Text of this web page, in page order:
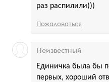
раз распилили)))
Пожаловаться
Единичка была бы
первых, хороший
Неизвестный